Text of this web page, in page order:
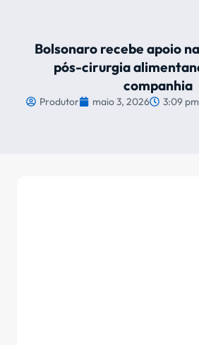
Bolsonaro recebe apoio
pós-cirurgia
companhia
Produtor maio 3, 2026 3:09 pm